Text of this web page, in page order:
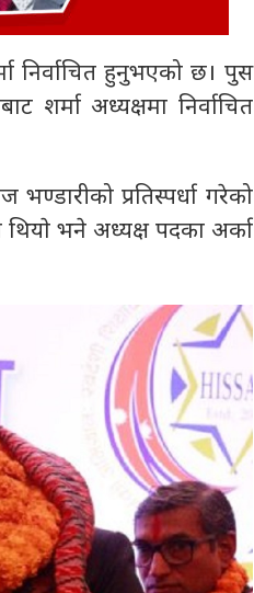
निर्वाचित हुनुभएको छ। पुस
शर्मा अध्यक्षमा निर्वाचित
प्रतिस्पर्धा गरेको
थियाे भने अध्यक्ष पदका अर्का